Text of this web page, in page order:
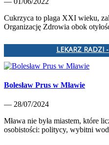
Cukrzyca to plaga XXI wieku,
Organizację Zdrowia obok
LEKARZ RADZI -
Bolesław Prus w Mławie
— 28/07/2024
Mława nie była miastem, które
osobistości: politycy, wybitni